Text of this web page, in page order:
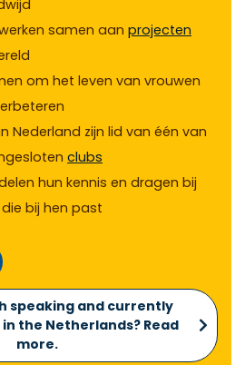
samen aan projecten
om het leven van vrouwen
Nederland zijn lid van één van
clubs
hun kennis en dragen bij
bij hen past
speaking and currently
the Netherlands? Read
more.